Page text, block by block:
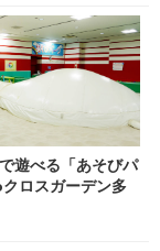
で遊べる「あそびパ
ロスガーデン多